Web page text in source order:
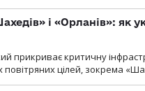
і «Орланів»: як
прикриває критичну
цілей, зокрема